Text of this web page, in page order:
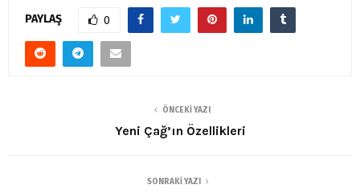
PAYLAŞ 0
ÖNCEKI YAZI
Yeni Çağ’ın Özellikleri
SONRAKI YAZI